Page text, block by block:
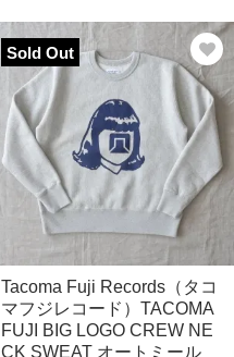
Sold Out
Tacoma Fuji Records（タコ
マフジレコード）TACOMA
FUJI BIG LOGO CREW NE
CK SWEAT オートミール